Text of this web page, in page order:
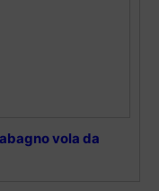
vola da